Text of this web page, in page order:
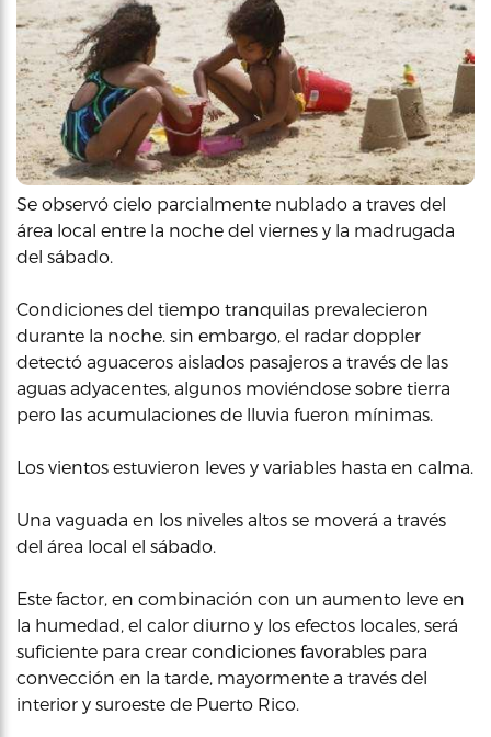
Se observó cielo parcialmente nublado a traves del
área local entre la noche del viernes y la madrugada
del sábado.
Condiciones del tiempo tranquilas prevalecieron
durante la noche. sin embargo, el radar doppler
detectó aguaceros aislados pasajeros a través de las
aguas adyacentes, algunos moviéndose sobre tierra
pero las acumulaciones de lluvia fueron mínimas.
Los vientos estuvieron leves y variables hasta en calma.
Una vaguada en los niveles altos se moverá a través
del área local el sábado.
Este factor, en combinación con un aumento leve en
la humedad, el calor diurno y los efectos locales, será
suficiente para crear condiciones favorables para
convección en la tarde, mayormente a través del
interior y suroeste de Puerto Rico.